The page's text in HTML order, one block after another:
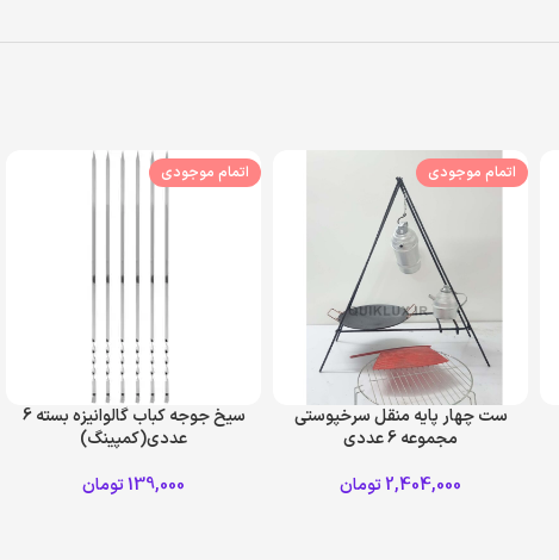
اتمام موجودی
ست چهار پایه منقل سرخپوستی
مجموعه 6 عددی
2,404,000تومان
اتمام موجودی
سیخ جوجه کباب گالوانیزه بسته 6
عددی(کمپینگ)
139,000تومان